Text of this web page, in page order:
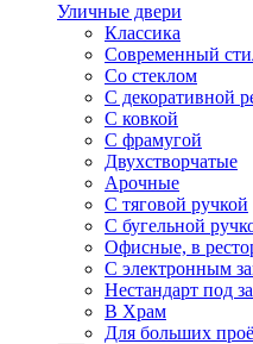
Уличные двери
Классика
Современный
Со стеклом
С декоративной
С ковкой
С фрамугой
Двухстворчатые
Арочные
С тяговой ручкой
С бугельной
Офисные, в
С электронным
Нестандарт под
В Храм
Для больших